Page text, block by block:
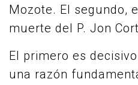
Mozote. El segundo,
muerte del P. Jon
El primero es
una razón